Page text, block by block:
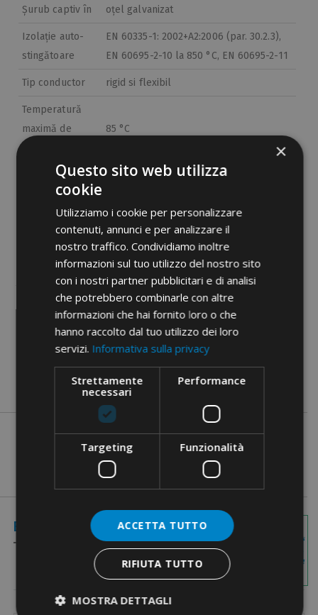
Șurub captiv în oțel galvanizat
Izolație auto-
stingătoare
EN 60335-1: 2002+A2:2006 (par. 30.2.3),
EN 60695-2-10 la 850 °C, EN 60695-2-11
Tip conductor rigid si flexibil
Temperatură
maximă de
85 °C
Conform std EN 60998-1: 2004, EN 60998-2-1: 2004
41MB04A
Documente PDF
Imagini cu
dimensiuni
Elemente Codate
×
Questo sito web utilizza
cookie
Utilizziamo i cookie per personalizzare
contenuti, annunci e per analizzare il
nostro traffico. Condividiamo inoltre
informazioni sul tuo utilizzo del nostro sito
con i nostri partner pubblicitari e di analisi
che potrebbero combinarle con altre
informazioni che hai fornito loro o che
hanno raccolto dal tuo utilizzo dei loro
servizi. Informativa sulla privacy
Strettamente
necessari
Performance
Targeting Funzionalità
ACCETTA TUTTO
RIFIUTA TUTTO
MOSTRA DETTAGLI